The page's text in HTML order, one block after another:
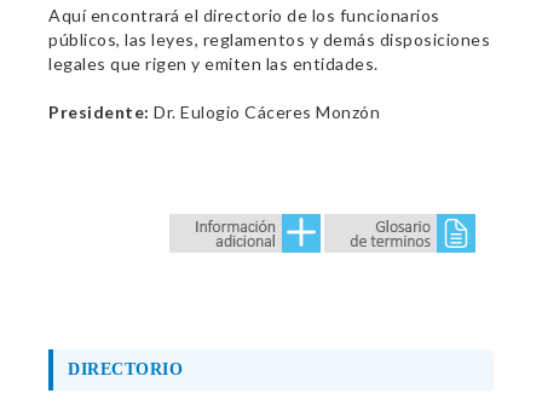
Aquí encontrará el directorio de los funcionarios
públicos, las leyes, reglamentos y demás disposiciones
legales que rigen y emiten las entidades.
Presidente: Dr. Eulogio Cáceres Monzón
DIRECTORIO